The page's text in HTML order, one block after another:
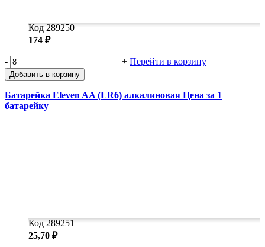
Код 289250
174 ₽
- + Перейти в корзину
Добавить в корзину
Батарейка Eleven AA (LR6) алкалиновая Цена за 1
батарейку
Код 289251
25,70 ₽